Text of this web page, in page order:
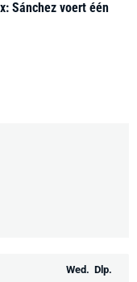
Sánchez voert één
Wed. Dlp.